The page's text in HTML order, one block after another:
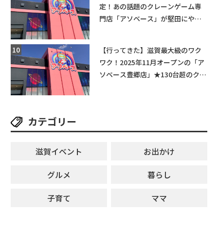
定！あの話題のクレーンゲーム専
門店「アソベース」が堅田にやっ
【行ってきた】滋賀最大級のワク
ワク！2025年11月オープンの「ア
ソベース豊郷店」★130台超のクレ
カテゴリー
滋賀イベント
お出かけ
グルメ
暮らし
子育て
ママ